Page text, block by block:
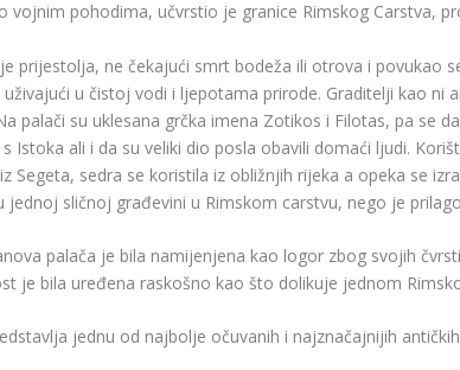
vojnim pohodima, učvrstio je granice Rimskog Carstva,
prijestolja, ne čekajući smrt bodeža ili otrova i povukao
uživajući u čistoj vodi i ljepotama prirode. Graditelji kao ni
palači su uklesana grčka imena Zotikos i Filotas, pa se
Istoka ali i da su veliki dio posla obavili domaći ljudi.
Segeta, sedra se koristila iz obližnjih rijeka a opeka se
jednoj sličnoj građevini u Rimskom carstvu, nego je
palača je bila namijenjena kao logor zbog svojih
je bila uređena raskošno kao što dolikuje jednom
jednu od najbolje očuvanih i najznačajnijih